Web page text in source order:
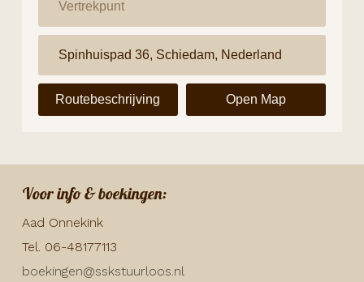
Routebeschrijving Open Map
Voor info & boekingen:
Aad Onnekink
Tel. 06-48177113
boekingen@sskstuurloos.nl